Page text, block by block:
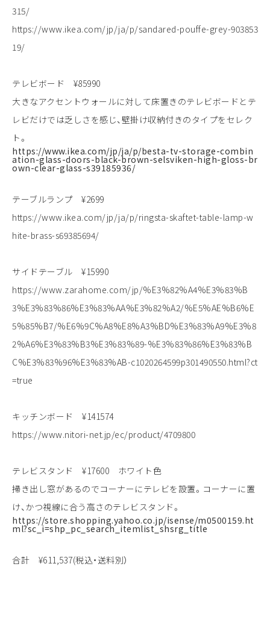
315/
https://www.ikea.com/jp/ja/p/sandared-pouffe-grey-903853
19/
テレビボード ¥85990
大きなアクセントウォールに対して床置きのテレビボードとテ
レビだけでは乏しさを感じ、壁掛け収納付きのタイプをセレク
ト。
https://www.ikea.com/jp/ja/p/besta-tv-storage-combin
ation-glass-doors-black-brown-selsviken-high-gloss-br
own-clear-glass-s39185936/
テーブルランプ ¥2699
https://www.ikea.com/jp/ja/p/ringsta-skaftet-table-lamp-w
hite-brass-s69385694/
サイドテーブル ¥15990
https://www.zarahome.com/jp/%E3%82%A4%E3%83%B
3%E3%83%86%E3%83%AA%E3%82%A2/%E5%AE%B6%E
5%85%B7/%E6%9C%A8%E8%A3%BD%E3%83%A9%E3%8
2%A6%E3%83%B3%E3%83%89-%E3%83%86%E3%83%B
C%E3%83%96%E3%83%AB-c1020264599p301490550.html?ct
=true
キッチンボード ¥141574
https://www.nitori-net.jp/ec/product/4709800
テレビスタンド ¥17600 ホワイト色
掃き出し窓があるのでコーナーにテレビを設置。コーナーに置
け、かつ視線に合う高さのテレビスタンド。
https://store.shopping.yahoo.co.jp/isense/m0500159.ht
ml?sc_i=shp_pc_search_itemlist_shsrg_title
合計 ¥611,537(税込・送料別）